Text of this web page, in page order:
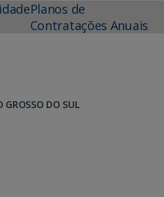
Planos de
Contratações Anuais
GROSSO DO SUL